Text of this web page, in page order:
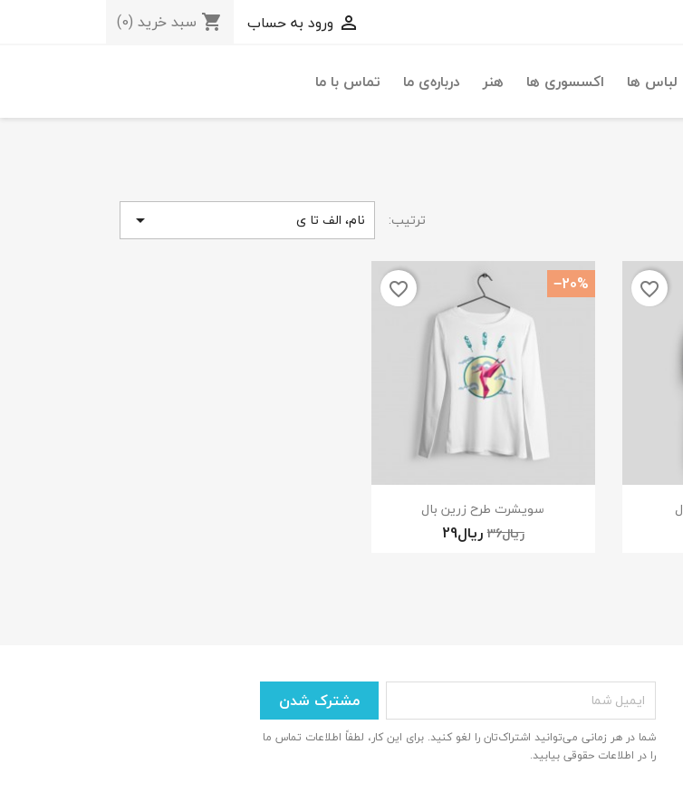
 ورود به حساب shopping_cart سبد خرید (0)
لباس ها اکسسوری ها هنر درباره‌ی ما تماس با ما
ترتیب: نام، الف تا ی 
favorite_border
نمایش سریع
سویشرت طرح زرین بال
‎ریال36
‎ریال29
‎−20%
favorite_border
شما در هر زمانی می‌توانید اشتراک‌تان را لغو کنید. برای این کار، لطفاً اطلاعات تماس ما
را در اطلاعات حقوقی بیابید.